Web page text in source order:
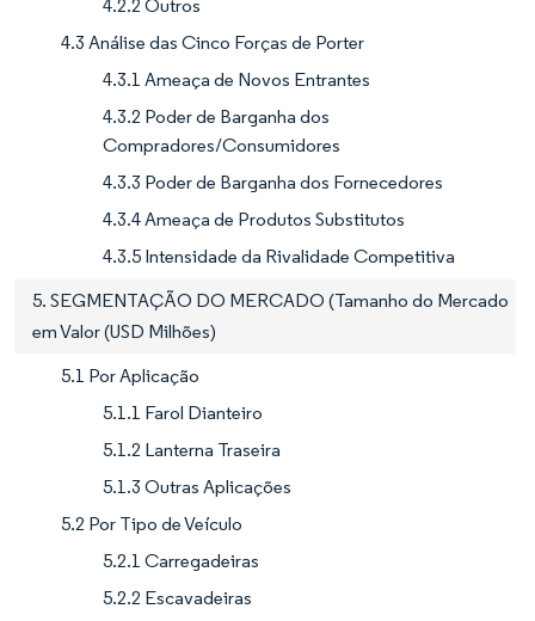
4.2.2 Outros
4.3 Análise das Cinco Forças de Porter
4.3.1 Ameaça de Novos Entrantes
4.3.2 Poder de Barganha dos
Compradores/Consumidores
4.3.3 Poder de Barganha dos Fornecedores
4.3.4 Ameaça de Produtos Substitutos
4.3.5 Intensidade da Rivalidade Competitiva
5. SEGMENTAÇÃO DO MERCADO (Tamanho do Mercado
em Valor (USD Milhões)
5.1 Por Aplicação
5.1.1 Farol Dianteiro
5.1.2 Lanterna Traseira
5.1.3 Outras Aplicações
5.2 Por Tipo de Veículo
5.2.1 Carregadeiras
5.2.2 Escavadeiras